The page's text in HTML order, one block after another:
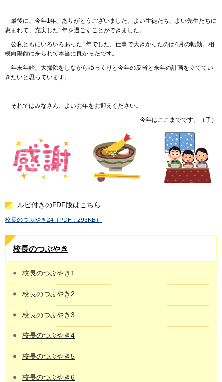
最後に、今年1年、ありがとうございました。よい生徒たち、よい先生たちに
恵まれて、充実した1年を過ごすことができました。
公私ともにいろいろあった1年でした。仕事で大きかったのは4月の転勤。相
模向陽館に来られて本当に良かったです。
年末年始、大掃除をしながらゆっくりと今年の反省と来年の計画を立ててい
きたいと思っています。
それではみなさん、よいお年をお迎えください。
今年はここまでです。（了）
ルビ付きのPDF版はこちら
校長のつぶやき24（PDF：293KB）
校長のつぶやき
校長のつぶやき1
校長のつぶやき2
校長のつぶやき3
校長のつぶやき4
校長のつぶやき5
校長のつぶやき6